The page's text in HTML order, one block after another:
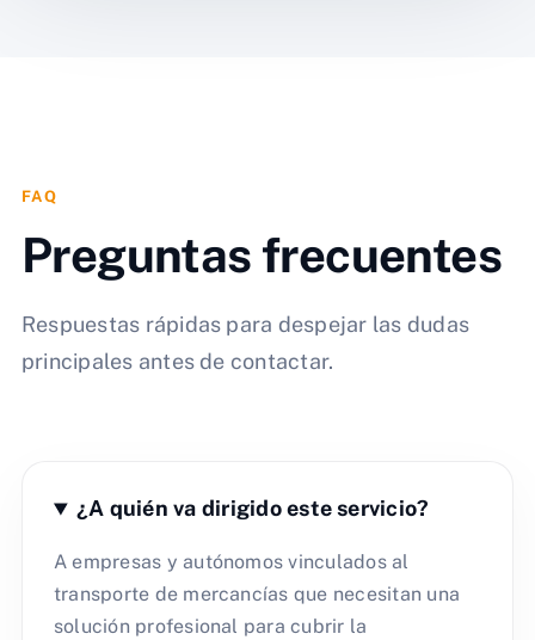
FAQ
Preguntas frecuentes
Respuestas rápidas para despejar las dudas
principales antes de contactar.
¿A quién va dirigido este servicio?
A empresas y autónomos vinculados al
transporte de mercancías que necesitan una
solución profesional para cubrir la